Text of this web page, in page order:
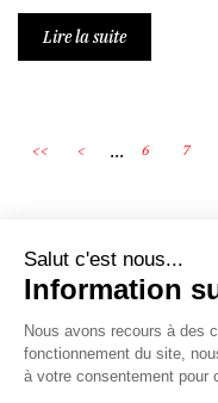
Lire la suite
<< < ... 6 7
Écosystème
Carrières